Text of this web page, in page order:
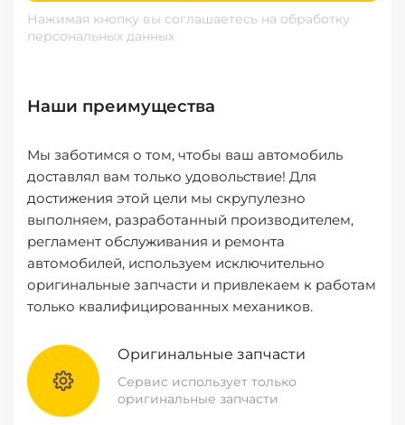
Нажимая кнопку вы соглашаетесь на обработку
персональных данных
Наши преимущества
Мы заботимся о том, чтобы ваш автомобиль
доставлял вам только удовольствие! Для
достижения этой цели мы скрупулезно
выполняем, разработанный производителем,
регламент обслуживания и ремонта
автомобилей, используем исключительно
оригинальные запчасти и привлекаем к работам
только квалифицированных механиков.
Оригинальные запчасти
Сервис использует только
оригинальные запчасти